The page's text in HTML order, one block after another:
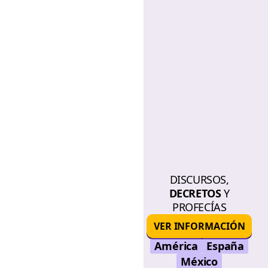
DISCURSOS,
DECRETOSY
PROFECÍAS
VER INFORMACIÓN
América
España
México